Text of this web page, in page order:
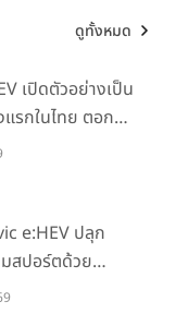
และ 165.3% QoQ
ลง 15.9% YoY และ
ตัวสูงขึ้นตามราคา
ภูมิศาสตร์ใน
งทุนน้ำมันในประเทศ
และ 20.3% QoQ
ความต้องการใช้
คม ขณะที่สัดส่วนอัตรา
ดูทั้งหมด
เปิดตัวอย่างเป็น
รกในไทย ตอกย้ำ
Your
e:HEV ปลุก
สปอร์ตด้วย
ครั้งแรกใน